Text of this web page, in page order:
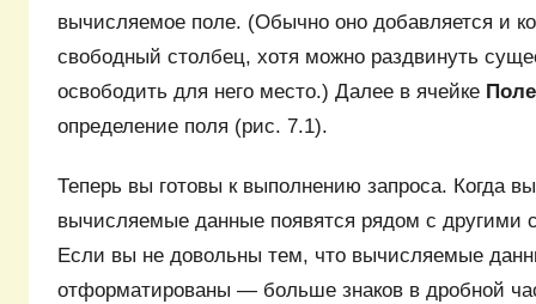
вычисляемое поле. (Обычно оно добавляется и
свободный столбец, хотя можно раздвинуть
освободить для него место.) Далее в ячейке
определение поля (рис. 7.1).
Теперь вы готовы к выполнению запроса. Когда
вычисляемые данные появятся рядом с другими
Если вы не довольны тем, что вычисляемые
отформатированы — больше знаков в дробной